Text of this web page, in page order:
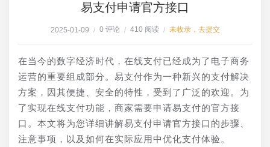
易支付申请官方接口
2025-01-09 / 0 评论 / 410 阅读 / 未收录，去提交
在当今的数字经济时代，在线支付已经成为了电子商务
运营的重要组成部分。易支付作为一种新兴的支付解决
方案，因其便捷、安全的特性，受到了广泛的欢迎。为
了实现在线支付功能，商家需要申请易支付的官方接
口。本文将为您详细讲解易支付申请官方接口的步骤、
注意事项，以及如何在实际应用中优化支付体验。